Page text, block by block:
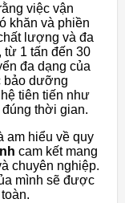
việc vận
khăn và phiền
lượng và đa
1 tấn đến 30
đa dạng của
bảo dưỡng
tiên tiến như
đúng thời gian.
am hiểu về quy
cam kết mang
chuyên nghiệp.
mình sẽ được